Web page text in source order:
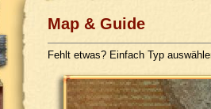
Map & Guide
Fehlt etwas? Einfach Typ